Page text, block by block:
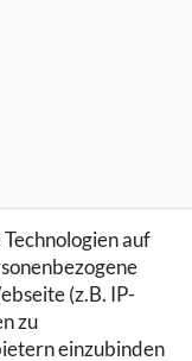
auf
(z.B. IP-
zu
einzubinden